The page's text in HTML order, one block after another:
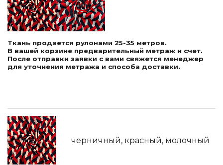
Ткань продается рулонами 25-35 метров.
В вашей корзине предварительный метраж и счет.
После отправки заявки с вами свяжется менеджер
для уточнения метража и способа доставки.
черничный, красный, молочный